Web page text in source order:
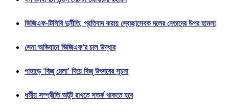
ভিজিএফ-টিসিবি দুর্নীতি, প্রতিবাদ করায় স্বেচ্ছাসেবক দলের নেতাদের উপর হামলা
সেনা অভিযানে ভিজিএফ’র চাল উদ্ধার
পাহাড়ে ‘বিজু মেলা’ দিয়ে বিজু উৎসবের সূচনা
ধর্মীয় সম্প্রীতি অটুট রাখতে সতর্ক থাকতে হবে